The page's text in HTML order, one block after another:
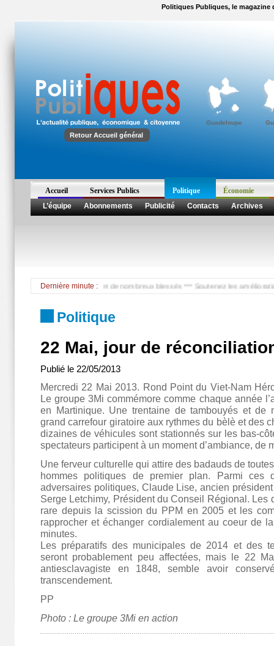
Politiques Publiques, le magazine
Retour Accueil général
Guadeloupe
Accueil Services Publics Politique
Économie
L’équipe
Abonnements Publicité Contacts Archives
Dernière minute :
à Bretigny, 6 morts et de nombreux blessés *** Soutenez les améliorations
Politique
22 Mai, jour de
Publié le 22/05/2013
Mercredi 22 Mai 2013. Rond Point du Viet-Nam
Le groupe 3Mi commémore comme chaque année
en Martinique. Une trentaine de tambouyés et de
grand carrefour giratoire aux rythmes du bèlè et des
dizaines de véhicules sont stationnés sur les bas-
spectateurs participent à un moment d’ambiance, de
Une ferveur culturelle qui attire des badauds de
hommes politiques de premier plan. Parmi ces
adversaires politiques, Claude Lise, ancien
Serge Letchimy, Président du Conseil Régional. Les
rare depuis la scission du PPM en 2005 et les
rapprocher et échanger cordialement au coeur de
minutes.
Les préparatifs des municipales de 2014 et des
seront probablement peu affectées, mais le 22
antiesclavagiste en 1848, semble avoir
transcendement.
PP
Photo : Le groupe 3Mi en action